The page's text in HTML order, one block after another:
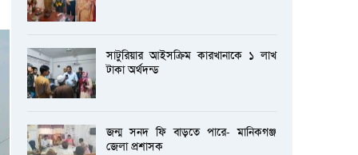
সাটুরিয়ার আইসক্রিম কারখানাকে ১ লাখ
টাকা অর্থদন্ড
জন্ম সনদ ফি বাড়তে পারে- মানিকগঞ্জ
জেলা প্রশাসক